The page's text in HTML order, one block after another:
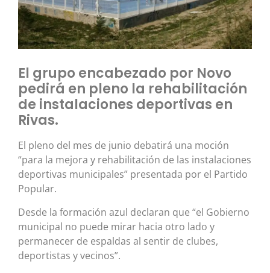
El grupo encabezado por Novo
pedirá en pleno la rehabilitación
de instalaciones deportivas en
Rivas.
El pleno del mes de junio debatirá una moción
“para la mejora y rehabilitación de las instalaciones
deportivas municipales” presentada por el Partido
Popular.
Desde la formación azul declaran que “el Gobierno
municipal no puede mirar hacia otro lado y
permanecer de espaldas al sentir de clubes,
deportistas y vecinos”.